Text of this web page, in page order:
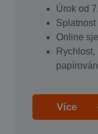
Úrok od
Splatnost
Online
Více